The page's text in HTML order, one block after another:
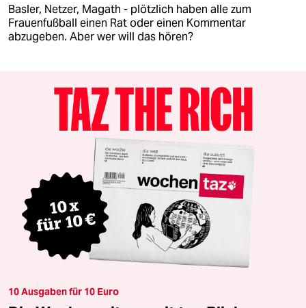
Basler, Netzer, Magath - plötzlich haben alle zum
Frauenfußball einen Rat oder einen Kommentar
abzugeben. Aber wer will das hören?
10 Ausgaben für 10 Euro